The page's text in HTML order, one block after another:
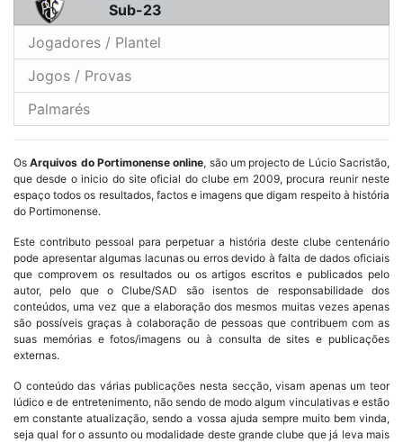
Sub-23
Jogadores / Plantel
Jogos / Provas
Palmarés
OsArquivos do Portimonense online, são um projecto de Lúcio Sacristão,
que desde o inicio do site oficial do clube em 2009, procura reunir neste
espaço todos os resultados, factos e imagens que digam respeito à história
do Portimonense.
Este contributo pessoal para perpetuar a história deste clube centenário
pode apresentar algumas lacunas ou erros devido à falta de dados oficiais
que comprovem os resultados ou os artigos escritos e publicados pelo
autor, pelo que o Clube/SAD são isentos de responsabilidade dos
conteúdos, uma vez que a elaboração dos mesmos muitas vezes apenas
são possíveis graças à colaboração de pessoas que contribuem com as
suas memórias e fotos/imagens ou à consulta de sites e publicações
externas.
O conteúdo das várias publicações nesta secção, visam apenas um teor
lúdico e de entretenimento, não sendo de modo algum vinculativas e estão
em constante atualização, sendo a vossa ajuda sempre muito bem vinda,
seja qual for o assunto ou modalidade deste grande clube que já leva mais